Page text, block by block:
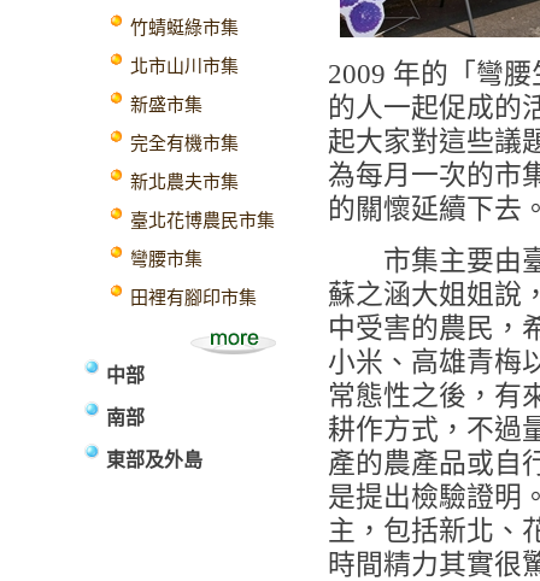
竹蜻蜓綠市集
北市山川市集
新盛市集
完全有機市集
新北農夫市集
臺北花博農民市集
彎腰市集
田裡有腳印市集
中部
南部
東部及外島
2009 年的「彎
的人一起促成的
起大家對這些議
為每月一次的市
的關懷延續下去
市集主要由臺
蘇之涵大姐姐說
中受害的農民，
小米、高雄青梅
常態性之後，有
耕作方式，不過
產的農產品或自
是提出檢驗證明
主，包括新北、
時間精力其實很